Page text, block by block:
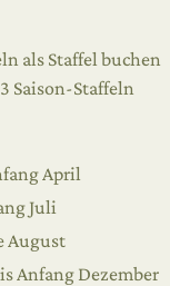
als Staffel buchen
Saison-Staffeln
April
Juli
August
Anfang Dezember